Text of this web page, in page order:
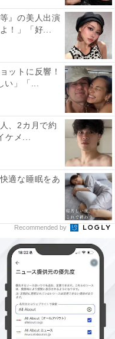
』の美人出演
！」「好...
ットに反響！
い」「...
、2カ月で約
ケメ...
適な睡眠をあ
Recommended by